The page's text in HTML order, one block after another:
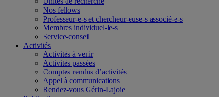
Nos fellows
Professeur-e-s et chercheur-euse-s associé-e-s
Membres individuel-le-s
Service-conseil
Activités
Activités à venir
Activités passées
Comptes-rendus d’activités
Appel à communications
Rendez-vous Gérin-Lajoie